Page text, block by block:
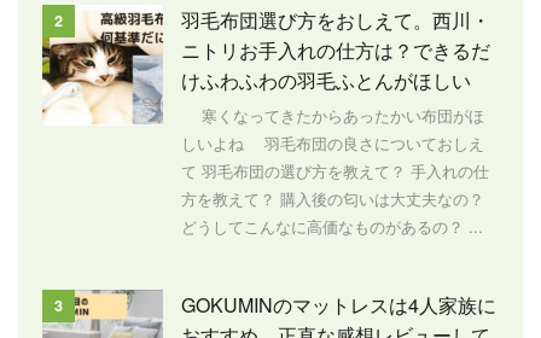
2
羽毛布団選び方をおしえて。西川・
ニトリお手入れの仕方は？できるだ
けふわふわの羽毛ふとんがほしい
寒くなってきたからあったかい布団がほ
しいよね 羽毛布団の良さについておしえ
て 羽毛布団の選び方を教えて？ 手入れの仕
方を教えて？ 購入後の匂いは大丈夫なの？
どうしてこんなに高価なものがあるの？ ...
3
GOKUMINのマットレスは4人家族に